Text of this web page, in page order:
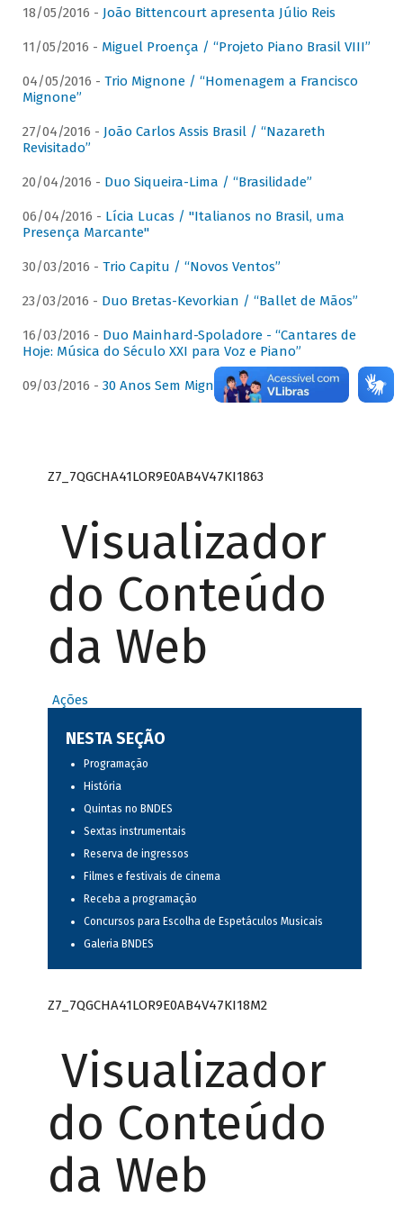
18/05/2016 - João Bittencourt apresenta Júlio Reis
11/05/2016 - Miguel Proença / “Projeto Piano Brasil VIII”
04/05/2016 - Trio Mignone / “Homenagem a Francisco
Mignone”
27/04/2016 - João Carlos Assis Brasil / “Nazareth
Revisitado”
20/04/2016 - Duo Siqueira-Lima / “Brasilidade”
06/04/2016 - Lícia Lucas / "Italianos no Brasil, uma
Presença Marcante"
30/03/2016 - Trio Capitu / “Novos Ventos”
23/03/2016 - Duo Bretas-Kevorkian / “Ballet de Mãos”
16/03/2016 - Duo Mainhard-Spoladore - “Cantares de
Hoje: Música do Século XXI para Voz e Piano”
09/03/2016 - 30 Anos Sem Mignone
Z7_7QGCHA41LOR9E0AB4V47KI1863
Visualizador
do Conteúdo
da Web
Ações
NESTA SEÇÃO
Programação
História
Quintas no BNDES
Sextas instrumentais
Reserva de ingressos
Filmes e festivais de cinema
Receba a programação
Concursos para Escolha de Espetáculos Musicais
Galeria BNDES
Z7_7QGCHA41LOR9E0AB4V47KI18M2
Visualizador
do Conteúdo
da Web